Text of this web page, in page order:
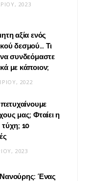
2023
αξία ενός
δεσμού… Τι
να συνδεόμαστε
με κάποιον;
2022
πετυχαίνουμε
μας; Φταίει η
10
2023
Ένας